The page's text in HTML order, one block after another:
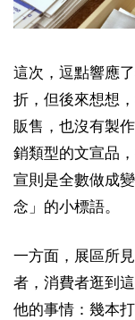
這次，逗點響應
折，但後來想想
販售，也沒有製
銷類型的文宣品
宣則是全數做成
念」的小標語。
一方面，展區所
者，消費者逛到
他的事情：幾本